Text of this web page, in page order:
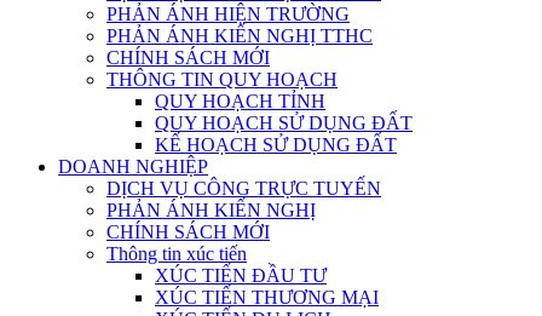
PHẢN ÁNH HIỆN TRƯỜNG
PHẢN ÁNH KIẾN NGHỊ TTHC
CHÍNH SÁCH MỚI
THÔNG TIN QUY HOẠCH
QUY HOẠCH TỈNH
QUY HOẠCH SỬ DỤNG ĐẤT
KẾ HOẠCH SỬ DỤNG ĐẤT
DOANH NGHIỆP
DỊCH VỤ CÔNG TRỰC TUYẾN
PHẢN ÁNH KIẾN NGHỊ
CHÍNH SÁCH MỚI
Thông tin xúc tiến
XÚC TIẾN ĐẦU TƯ
XÚC TIẾN THƯƠNG MẠI